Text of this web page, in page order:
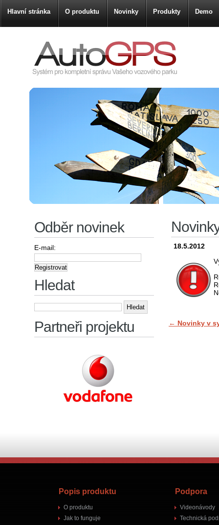
Hlavní stránka O produktu Novinky Produkty Demo
Odběr novinek
E-mail:
Hledat
Vyhledávání
Partneři projektu
18.5.2012
← Novinky v
Popis produktu
O produktu
Jak to funguje
Podpora
Videonávody
Technická